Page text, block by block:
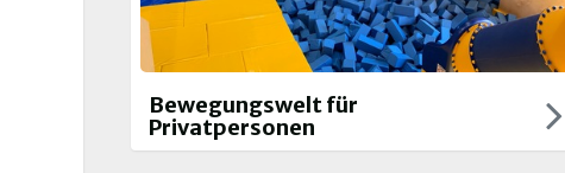
Bewegungswelt für
Privatpersonen